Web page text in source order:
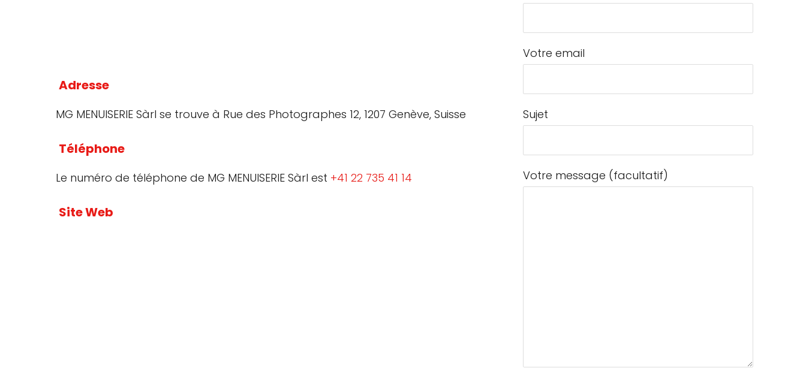
Adresse
MG MENUISERIE Sàrl se trouve à Rue des Photographes 12, 1207 Genève, Suisse
Téléphone
Le numéro de téléphone de MG MENUISERIE Sàrl est +41 22 735 41 14
Site Web
Votre email
Sujet
Votre message (facultatif)